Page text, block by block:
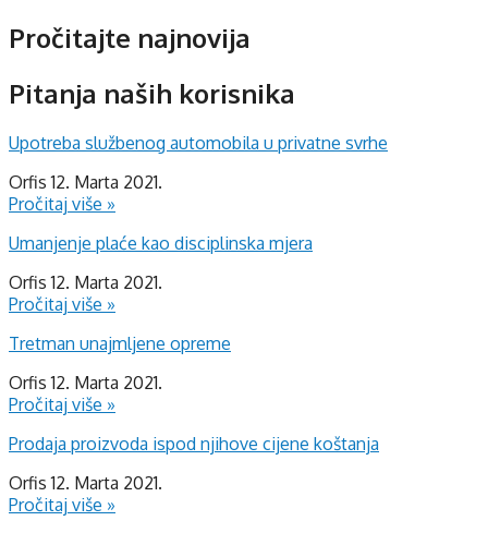
Pročitajte najnovija
Pitanja naših korisnika
Upotreba službenog automobila u privatne svrhe
Orfis12. Marta 2021.
Pročitaj više »
Umanjenje plaće kao disciplinska mjera
Orfis12. Marta 2021.
Pročitaj više »
Tretman unajmljene opreme
Orfis12. Marta 2021.
Pročitaj više »
Prodaja proizvoda ispod njihove cijene koštanja
Orfis12. Marta 2021.
Pročitaj više »